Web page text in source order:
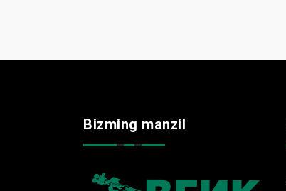
Bizming manzil